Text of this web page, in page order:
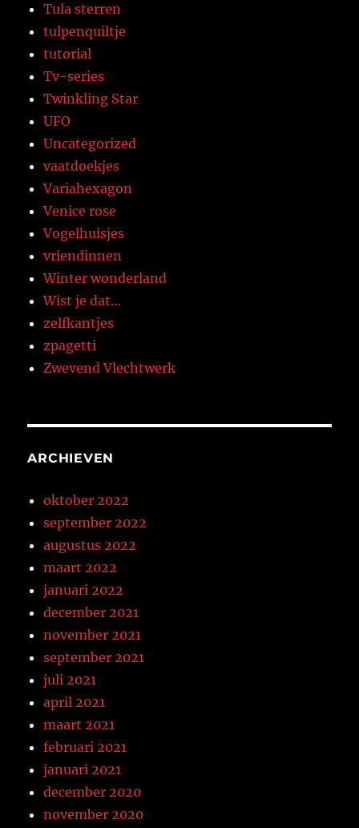
Tula sterren
tulpenquiltje
tutorial
Tv-series
Twinkling Star
UFO
Uncategorized
vaatdoekjes
Variahexagon
Venice rose
Vogelhuisjes
vriendinnen
Winter wonderland
Wist je dat…
zelfkantjes
zpagetti
Zwevend Vlechtwerk
ARCHIEVEN
oktober 2022
september 2022
augustus 2022
maart 2022
januari 2022
december 2021
november 2021
september 2021
juli 2021
april 2021
maart 2021
februari 2021
januari 2021
december 2020
november 2020